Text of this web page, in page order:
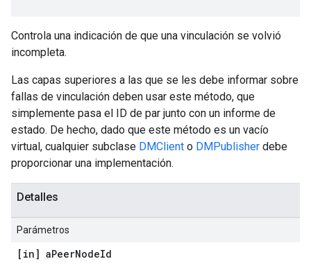
Controla una indicación de que una vinculación se volvió
incompleta.
Las capas superiores a las que se les debe informar sobre
fallas de vinculación deben usar este método, que
simplemente pasa el ID de par junto con un informe de
estado. De hecho, dado que este método es un vacío
virtual, cualquier subclase DMClient o DMPublisher debe
proporcionar una implementación.
Detalles
Parámetros
[in] aPeerNodeId